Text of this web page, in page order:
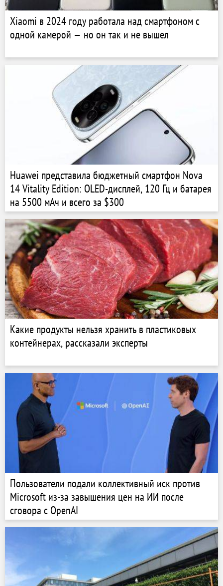
Xiaomi в 2024 году работала над смартфоном с
одной камерой — но он так и не вышел
Huawei представила бюджетный смартфон Nova
14 Vitality Edition: OLED-дисплей, 120 Гц и батарея
на 5500 мАч и всего за $300
Какие продукты нельзя хранить в пластиковых
контейнерах, рассказали эксперты
Пользователи подали коллективный иск против
Microsoft из-за завышения цен на ИИ после
сговора с OpenAI